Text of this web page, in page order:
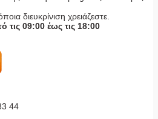
διευκρίνιση χρειάζεστε.
09:00 έως τις 18:00
44